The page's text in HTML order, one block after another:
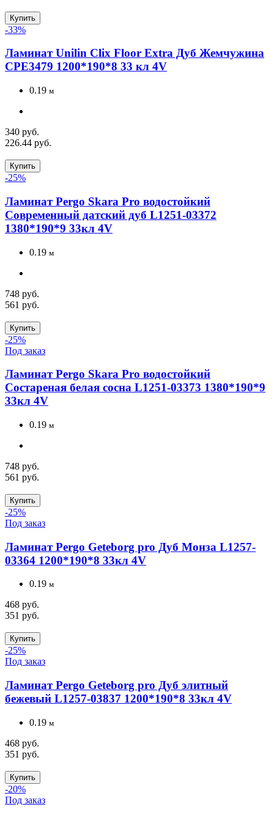
Купить
-33%
Ламинат Unilin Clix Floor Extra Дуб Жемчужина
CPE3479 1200*190*8 33 кл 4V
0.19 м
340 руб.
226.44 руб.
Купить
-25%
Ламинат Pergo Skara Pro водостойкий
Современный датский дуб L1251-03372
1380*190*9 33кл 4V
0.19 м
748 руб.
561 руб.
Купить
-25%
Под заказ
Ламинат Pergo Skara Pro водостойкий
Состареная белая сосна L1251-03373 1380*190*9
33кл 4V
0.19 м
748 руб.
561 руб.
Купить
-25%
Под заказ
Ламинат Pergo Geteborg pro Дуб Монза L1257-
03364 1200*190*8 33кл 4V
0.19 м
468 руб.
351 руб.
Купить
-25%
Под заказ
Ламинат Pergo Geteborg pro Дуб элитный
бежевый L1257-03837 1200*190*8 33кл 4V
0.19 м
468 руб.
351 руб.
Купить
-20%
Под заказ